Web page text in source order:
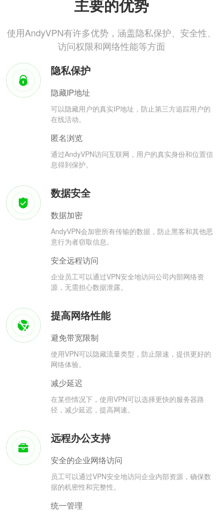
主要的优势
使用AndyVPN有许多优势，涵盖隐私保护、安全性、
访问权限和网络性能等方面
隐私保护
隐藏IP地址
可以隐藏用户的真实IP地址，防止第三方追踪用户的
在线活动。
匿名浏览
通过AndyVPN访问互联网，用户的真实身份和位置信
息得到保护。
数据安全
数据加密
AndyVPN会加密所有传输的数据，防止黑客和其他恶
意行为者窃取信息。
安全远程访问
企业员工可以通过VPN安全地访问公司内部网络资
源，无需担心数据泄露。
提高网络性能
避免带宽限制
使用VPN可以隐藏流量类型，防止限速，提供更好的
网络体验。
减少延迟
在某些情况下，使用VPN可以选择更快的服务器路
径，减少延迟，提高网速。
远程办公支持
安全的企业网络访问
员工可以通过VPN安全地访问企业内部资源，确保数
据的机密性和完整性。
统一管理